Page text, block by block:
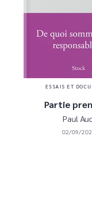
ESSAIS ET
Partie
Paul
02/09/